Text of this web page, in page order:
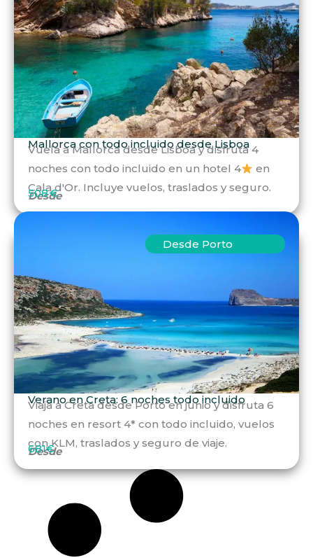
Mallorca con todo incluido desde Lisboa
Vuela a Mallorca desde Lisboa y disfruta 4
noches con todo incluido en un hotel 4
en
Cala d'Or. Incluye vuelos, traslados y seguro.
Desde
508 €
Desde Porto
Verano en Creta: 6 noches todo incluido
Viaja a Creta desde Porto en junio y disfruta 6
noches en resort 4* con todo incluido, vuelos
con KLM, traslados y seguro de viaje.
Desde
681€